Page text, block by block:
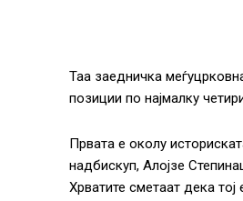
Таа заедничка
позиции по најмалку
Првата е околу
надбискуп, Алојзе
Хрватите сметаат дека